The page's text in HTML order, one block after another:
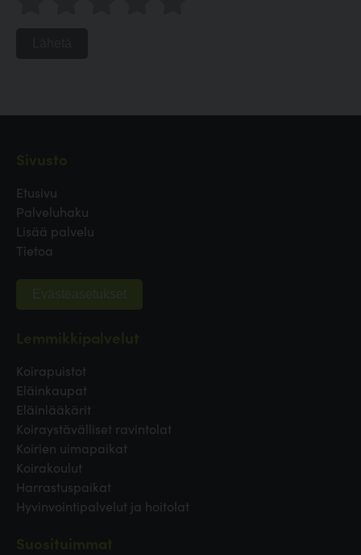
Etusivu
Palveluhaku
Lisää palvelu
Tietoa
Evästeasetukset
Koirapuistot
Eläinkaupat
Eläinlääkärit
Koiraystävälliset ravintolat
Koirien uimapaikat
Koirakoulut
Harrastuspaikat
Hyvinvointipalvelut ja hoitolat